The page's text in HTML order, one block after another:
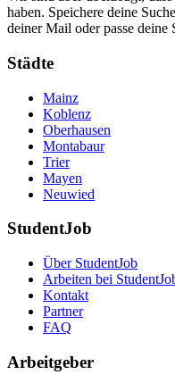
haben. Speichere deine
deiner Mail oder passe deine
Städte
Mainz
Koblenz
Oberhausen
Montabaur
Trier
Mayen
Neuwied
StudentJob
Über StudentJob
Arbeiten bei
Kontakt
Partner
FAQ
Arbeitgeber